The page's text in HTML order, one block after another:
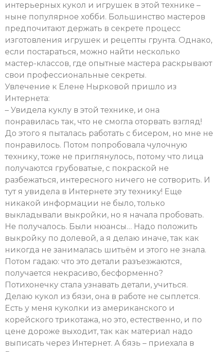
интерьерных кукол и игрушек в этой технике –
ныне популярное хобби. Большинство мастеров
предпочитают держать в секрете процесс
изготовления игрушек и рецепты грунта. Однако,
если постараться, можно найти несколько
мастер-классов, где опытные мастера раскрывают
свои профессиональные секреты.
Увлечение к Елене Нырковой пришло из
Интернета:
– Увидела куклу в этой технике, и она
понравилась так, что не смогла оторвать взгляд!
До этого я пыталась работать с бисером, но мне не
понравилось. Потом попробовала чулочную
технику, тоже не приглянулось, потому что лица
получаются грубоватые, с покраской не
разбежаться, интересного ничего не сотворить. И
тут я увидела в Интернете эту технику! Еще
никакой информации не было, только
выкладывали выкройки, но я начала пробовать.
Не получалось. Были нюансы… Надо положить
выкройку по долевой, а я делаю иначе, так как
никогда не занималась шитьём и этого не знала.
Потом гадаю: что это детали разъезжаются,
получается некрасиво, бесформенно?
Потихонечку стала узнавать детали, учиться.
Делаю кукол из бязи, она в работе не сыплется.
Есть у меня куколки из американского и
корейского трикотажа, но это, естественно, и по
цене дороже выходит, так как материал надо
выписать через Интернет. А бязь – приехала в